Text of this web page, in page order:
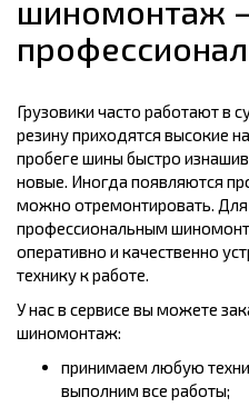
шиномонтаж –
Грузовики часто работают в
резину приходятся высокие
пробеге шины быстро
новые. Иногда появляются
можно отремонтировать.
профессиональным
оперативно и качественно
технику к работе.
У нас в сервисе вы можете
шиномонтаж:
принимаем любую
выполним все работы;